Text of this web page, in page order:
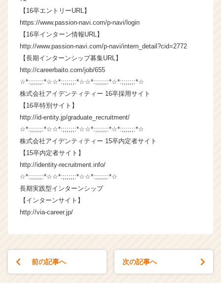
活
サ
イ
ト
ア
キ
ャ
リ
（C
h
e
C
a
r
【16卒エントリーURL】
https://www.passion-navi.com/p-navi/login
【16卒インターン情報URL】
http://www.passion-navi.com/p-navi/intern_detail?cid=2772
【長期インターンシップ募集URL】
http://careerbaito.com/job/655
☆*:;;;;;;:*☆☆*:;;;;;;:*☆☆*:;;;;;;:*☆*:;;;;;;:*☆
株式会社アイデンティティー 16卒採用サイト
【16卒特別サイト】
http://id-entity.jp/graduate_recruitment/
☆*:;;;;;;:*☆☆*:;;;;;;:*☆☆*:;;;;;;:*☆*:;;;;;;:*☆
株式会社アイデンティティー 15卒内定者サイト
【15卒内定者サイト】
http://identity-recruitment.info/
☆*:;;;;;;:*☆☆*:;;;;;;:*☆☆*:;;;;;;:*☆
長期実践型インターンシップ
【インターンサイト】
http://via-career.jp/
前の記事へ 次の記事へ